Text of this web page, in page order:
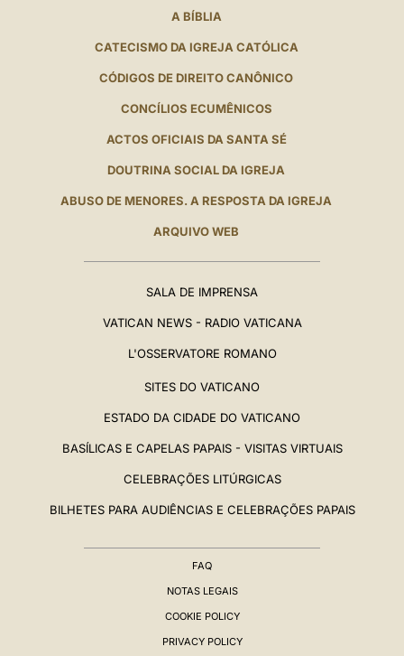
A BÍBLIA
CATECISMO DA IGREJA CATÓLICA
CÓDIGOS DE DIREITO CANÔNICO
CONCÍLIOS ECUMÊNICOS
ACTOS OFICIAIS DA SANTA SÉ
DOUTRINA SOCIAL DA IGREJA
ABUSO DE MENORES. A RESPOSTA DA IGREJA
ARQUIVO WEB
SALA DE IMPRENSA
VATICAN NEWS - RADIO VATICANA
L'OSSERVATORE ROMANO
SITES DO VATICANO
ESTADO DA CIDADE DO VATICANO
BASÍLICAS E CAPELAS PAPAIS - VISITAS VIRTUAIS
CELEBRAÇÕES LITÚRGICAS
BILHETES PARA AUDIÊNCIAS E CELEBRAÇÕES PAPAIS
FAQ
NOTAS LEGAIS
COOKIE POLICY
PRIVACY POLICY